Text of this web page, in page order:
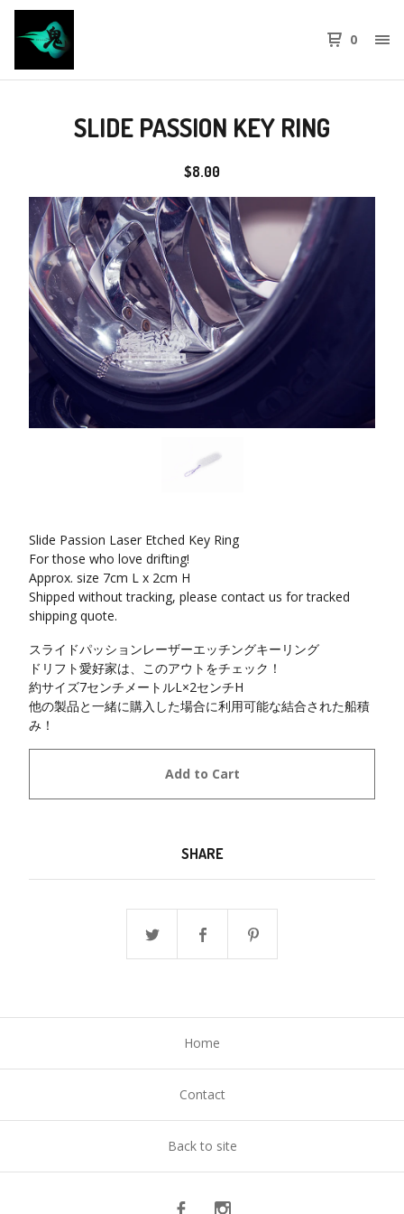
0
SLIDE PASSION KEY RING
$8.00
Slide Passion Laser Etched Key Ring
For those who love drifting!
Approx. size 7cm L x 2cm H
Shipped without tracking, please contact us for tracked
shipping quote.
スライドパッションレーザーエッチングキーリング
ドリフト愛好家は、このアウトをチェック！
約サイズ7センチメートルL×2センチH
他の製品と一緒に購入した場合に利用可能な結合された船積
み！
Add to Cart
SHARE
Home
Contact
Back to site